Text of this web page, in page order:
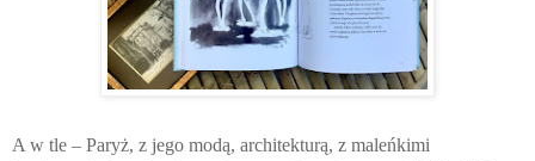
A w tle – Paryż, z jego modą, architekturą, z maleńkimi